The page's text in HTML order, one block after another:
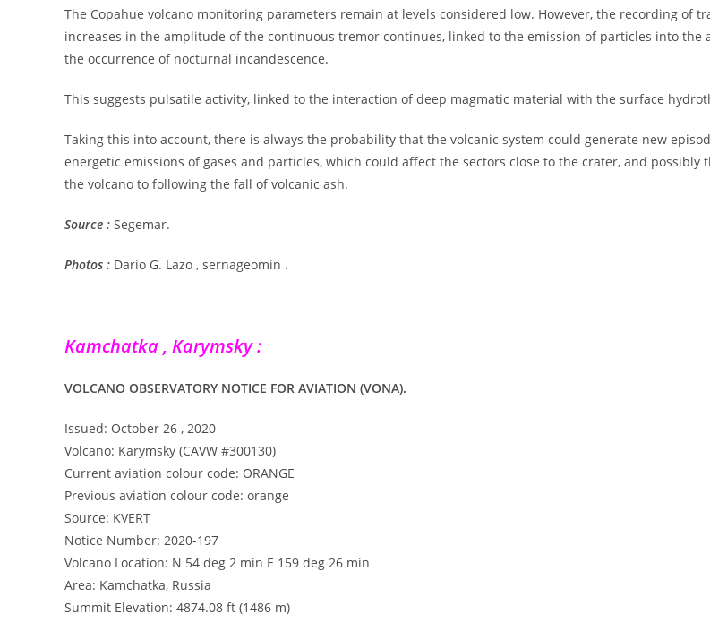
The Copahue volcano monitoring parameters remain at levels considered low. However, the recording of
increases in the amplitude of the continuous tremor continues, linked to the emission of particles into the
the occurrence of nocturnal incandescence.
This suggests pulsatile activity, linked to the interaction of deep magmatic material with the surface
Taking this into account, there is always the probability that the volcanic system could generate new
energetic emissions of gases and particles, which could affect the sectors close to the crater, and possibly
the volcano to following the fall of volcanic ash.
Source : Segemar.
Photos : Dario G. Lazo , sernageomin .
Kamchatka , Karymsky :
VOLCANO OBSERVATORY NOTICE FOR AVIATION (VONA).
Issued: October 26 , 2020
Volcano: Karymsky (CAVW #300130)
Current aviation colour code: ORANGE
Previous aviation colour code: orange
Source: KVERT
Notice Number: 2020-197
Volcano Location: N 54 deg 2 min E 159 deg 26 min
Area: Kamchatka, Russia
Summit Elevation: 4874.08 ft (1486 m)